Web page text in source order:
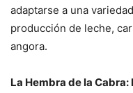
adaptarse a una
producción de leche,
angora.
La Hembra de la Cabra: